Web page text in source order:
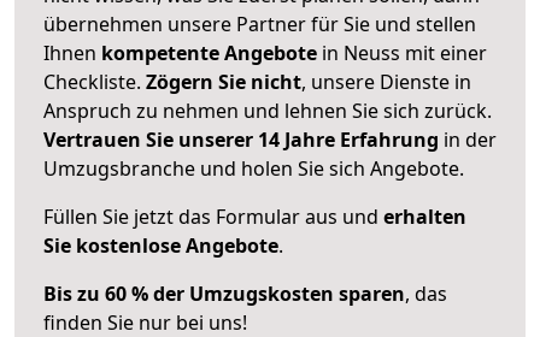
übernehmen unsere Partner für Sie und stellen
Ihnen kompetente Angebote in Neuss mit einer
Checkliste. Zögern Sie nicht, unsere Dienste in
Anspruch zu nehmen und lehnen Sie sich zurück.
Vertrauen Sie unserer 14 Jahre Erfahrung in der
Umzugsbranche und holen Sie sich Angebote.
Füllen Sie jetzt das Formular aus und erhalten
Sie kostenlose Angebote.
Bis zu 60 % der Umzugskosten sparen, das
finden Sie nur bei uns!